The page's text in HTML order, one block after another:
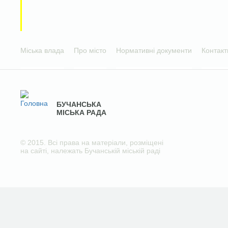
Міська влада Про місто Нормативні документи
БУЧАНСЬКА
МІСЬКА РАДА
© 2015. Всі права на матеріали, розміщені
на сайті, належать Бучанській міській раді